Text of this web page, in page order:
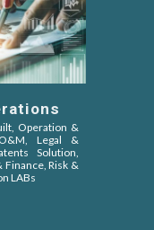
Operation &
Legal &
Solution,
Risk &
LABs